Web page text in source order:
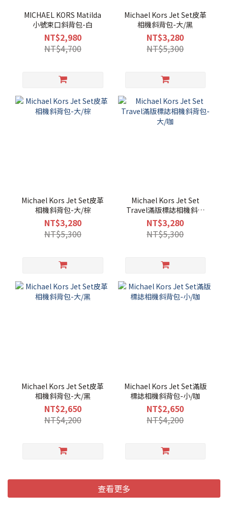
MICHAEL KORS Matilda
小號束口斜背包-白
NT$2,980
NT$4,700
Michael Kors Jet Set皮革
相機斜背包-大/黑
NT$3,280
NT$5,300
Michael Kors Jet Set皮革
相機斜背包-大/棕
NT$3,280
NT$5,300
Michael Kors Jet Set
Travel滿版標誌相機斜背
包-大/咖
NT$3,280
NT$5,300
Michael Kors Jet Set皮革
相機斜背包-大/黑
NT$2,650
NT$4,200
Michael Kors Jet Set滿版
標誌相機斜背包-小/咖
NT$2,650
NT$4,200
查看更多